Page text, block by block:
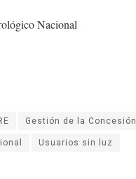
Nacional
Gestión de la Concesión
Usuarios sin luz